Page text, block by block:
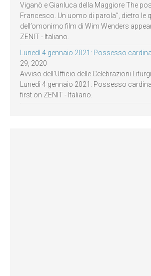
Viganò e Gianluca della Maggiore The
Francesco. Un uomo di parola”, dietro le
dell’omonimo film di Wim Wenders
ZENIT - Italiano.
Lunedì 4 gennaio 2021: Possesso
29, 2020
Avviso dell’Ufficio delle Celebrazioni
Lunedì 4 gennaio 2021: Possesso
first on ZENIT - Italiano.